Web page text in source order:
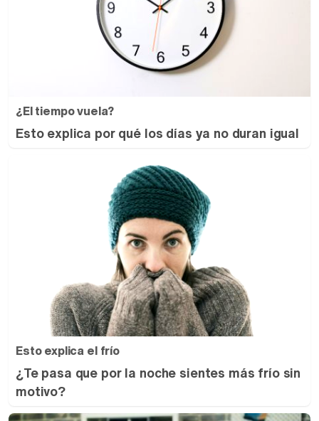
¿El tiempo vuela?
Esto explica por qué los días ya no duran igual
Esto explica el frío
¿Te pasa que por la noche sientes más frío sin
motivo?